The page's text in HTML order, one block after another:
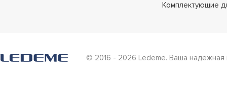
Комплектующие
© 2016 - 2026 Ledeme. Ваша